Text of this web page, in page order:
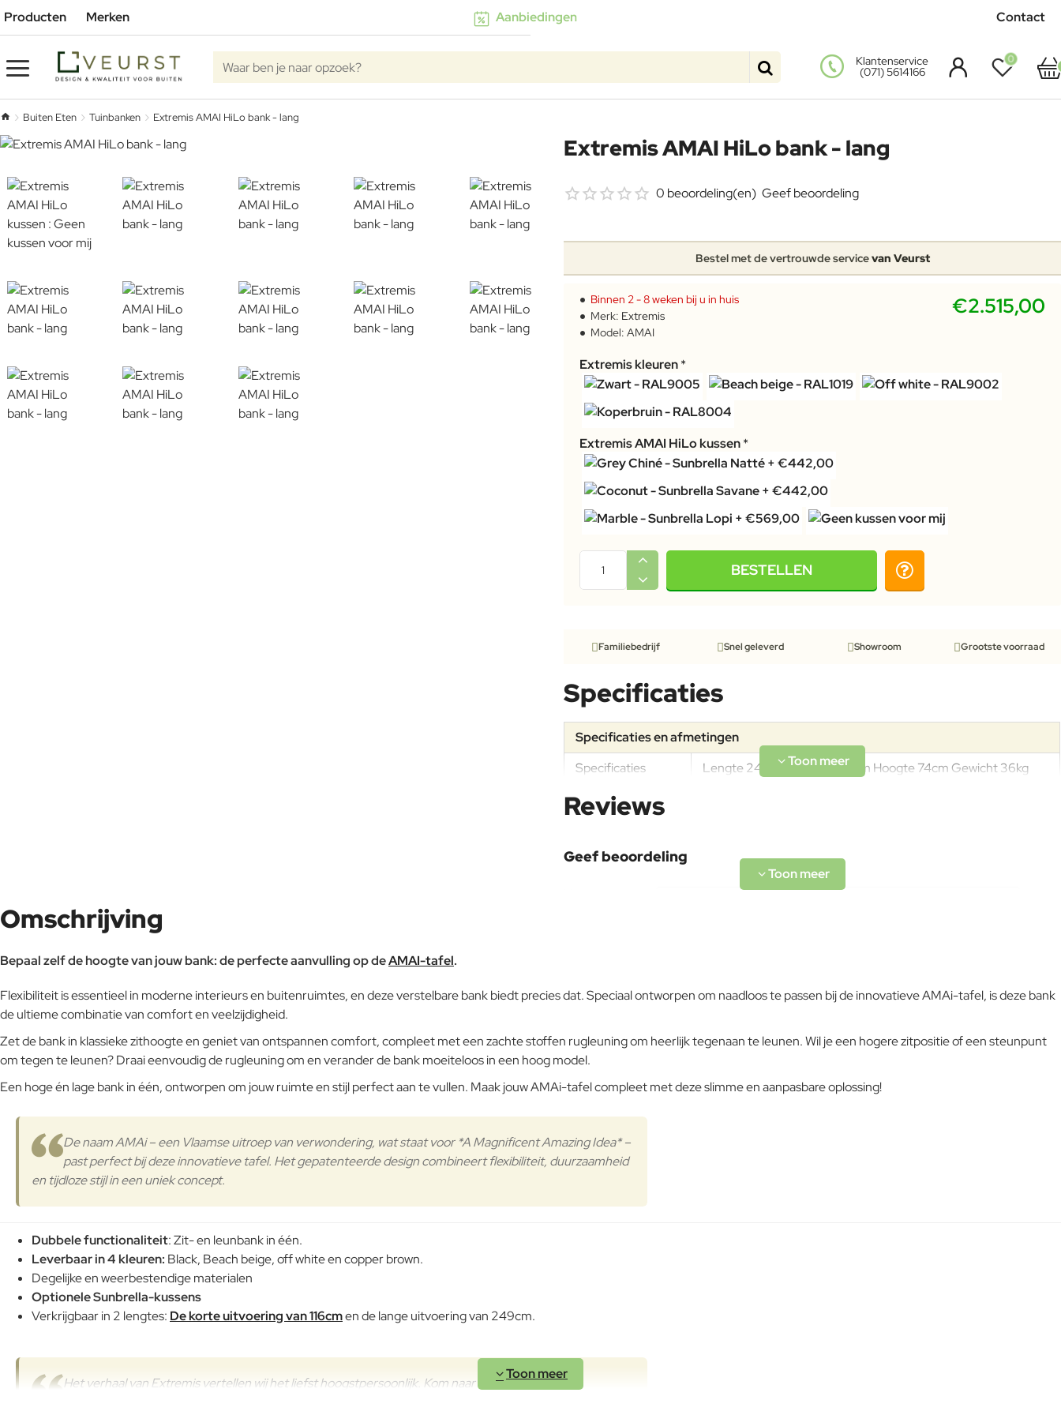
Producten Merken Aanbiedingen Contact
Waar ben je naar opzoek?
Klantenservice
(071) 5614166
0
Buiten Eten Tuinbanken Extremis AMAI HiLo bank - lang
Extremis AMAI HiLo bank - lang
Bestel met de vertrouwde servicevan Veurst
0 beoordeling(en) Geef beoordeling
€2.515,00
Binnen 2 - 8 weken bij u in huis
Merk: Extremis
Model: AMAI
Extremis kleuren
Extremis AMAI HiLo kussen
BESTELLEN
Familiebedrijf Snel geleverd Showroom Grootste voorraad
Specificaties
Specificaties en afmetingen
Specificaties
Lengte 249cm Breedte 47cm Hoogte 74cm Gewicht 36kg
Materiaal
gestructureerde poederlak, wat zorgt voor extra
krasbestendigheid in vergelijking met niet-structuurlakken. Het
Reviews
Geef beoordeling
Waardering:
Waardering: Slecht Goed
Omschrijving
Bepaal zelf de hoogte van jouw bank: de perfecte aanvulling op deAMAI-tafel.
Flexibiliteit is essentieel in moderne interieurs en buitenruimtes, en deze verstelbare bank biedt precies dat. Speciaal ontworpen om naadloos te passen bij de innovatieve AMAi-tafel, is deze bank
de ultieme combinatie van comfort en veelzijdigheid.
Zet de bank in klassieke zithoogte en geniet van ontspannen comfort, compleet met een zachte stoffen rugleuning om heerlijk tegenaan te leunen. Wil je een hogere zitpositie of een steunpunt
om tegen te leunen? Draai eenvoudig de rugleuning om en verander de bank moeiteloos in een hoog model.
Een hoge én lage bank in één, ontworpen om jouw ruimte en stijl perfect aan te vullen. Maak jouw AMAi-tafel compleet met deze slimme en aanpasbare oplossing!
De naam AMAi – een Vlaamse uitroep van verwondering, wat staat voor *A Magnificent Amazing Idea* –
past perfect bij deze innovatieve tafel. Het gepatenteerde design combineert flexibiliteit, duurzaamheid
en tijdloze stijl in een uniek concept.
Dubbele functionaliteit: Zit- en leunbank in één.
Leverbaar in 4 kleuren: Black, Beach beige, off white en copper brown.
Degelijke en weerbestendige materialen
Optionele Sunbrella-kussens
Verkrijgbaar in 2 lengtes: De korte uitvoering van 116cmen de lange uitvoering van 249cm.
Het verhaal van Extremis vertellen wij het liefst hoogstpersoonlijk. Kom naar onze showroom in